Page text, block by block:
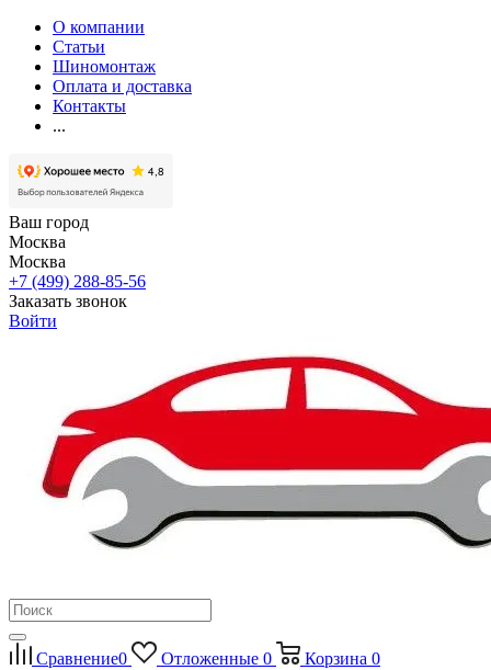
О компании
Статьи
Шиномонтаж
Оплата и доставка
Контакты
...
Ваш город
Москва
Москва
+7 (499) 288-85-56
Заказать звонок
Войти
Сравнение0 Отложенные 0 Корзина 0